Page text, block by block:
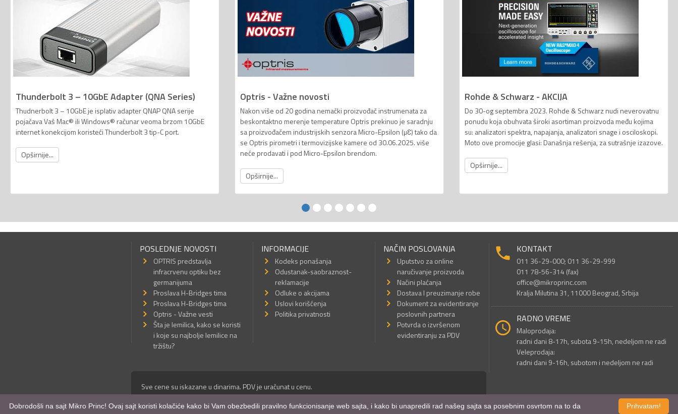
Thunderbolt 3 – 10GbE Adapter (QNA Series)
Thudnerbolt 3 – 10GbE je isplativ adapter QNAP QNA serije
pojačava Vaš Mac® ili Windows® računar veoma brzom 10GbE
internet konekcijom koristeći Thunderbolt 3 tip-C port.
Opširnije...
Optris - Važne novosti
Nakon više od 20 godina nemački proizvođač instrumenata za
beskontaktno merenje temperature Optris prekinuo je saradnju
sa proizvođačem industrijskih senzora Micro-Epsilon (µƐ) tako da
se Optris pirometri i termovizijske kamere od 30.06.2025. više
neće prodavati i pod Micro-Epsilon brendom.
Opširnije...
Rohde & Schwarz - AKCIJA
Do 30-og septembra 2023. Rohde & Schwarz nudi neverovatnu
ponudu koja obuhvata široki asortiman proizvoda među kojima
su: analizatori spektra, napajanja, analizatori snage i osciloskopi.
Moto ove promocije glasi: Današnja rešenja, za sutrašnje izazove.
Opširnije...
POSLEDNJE NOVOSTI
OPTRIS predstavlja
infracrvenu optiku bez
germanijuma
Proslava H-Bridges tima
Proslava H-Bridges tima
Optris - Važne vesti
Šta je lemilica, kako se koristi
i koje su najbolje lemilice na
tržištu?
INFORMACIJE
Kodeks ponašanja
Odustanak-saobraznost-
reklamacije
Odluke o akcijama
Uslovi korišćenja
Politika privatnosti
NAČIN POSLOVANJA
Uputstvo za online
naručivanje proizvoda
Načini plaćanja
Dostava I preuzimanje robe
Dokument za evidentiranje
poslovnih partnera
Potvrda o izvršenom
evidentiranju za PDV
KONTAKT
011 36-29-000; 011 36-29-999
011 78-56-314 (fax)
office@mikroprinc.com
Kralja Milutina 31, 11000 Beograd, Srbija
RADNO VREME
Maloprodaja:
radni dani 8-17h, subota 9-15h, nedeljom ne radi
Veleprodaja:
radni dani 9-16h, subotom i nedeljom ne radi
Sve cene su iskazane u dinarima. PDV je uračunat u cenu.
© Mikro Princ 1999 - 2026. Sva prava su zadržana.
Kreirao*nbgcreator |Izdrada Internet prodavnice,Izrada sajtaimobilnih aplikacijai SEO optimizacija Prihvatam!
Dobrodošli na sajt Mikro Princ! Ovaj sajt koristi kolačiće kako bi Vam obezbedili pravilno funkcionisanje web sajta, i kako bi unapredili rad našeg sajta sa posebnim osvrtom na to da